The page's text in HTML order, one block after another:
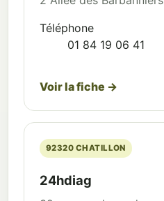
Téléphone
01 84 19 06 41
Voir la fiche →
92320 CHATILLON
24hdiag